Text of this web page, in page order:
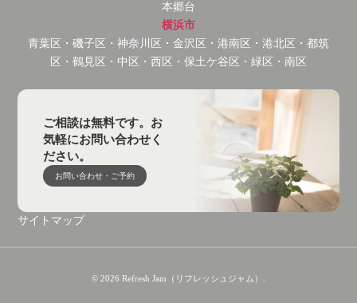
本郷台
横浜市
青葉区・磯子区・神奈川区・金沢区・港南区・港北区・都筑
区・鶴見区・中区・西区・保土ケ谷区・緑区・南区
ご相談は無料です。お
気軽にお問い合わせく
ださい。
お問い合わせ・ご予約
サイトマップ
© 2026 Refresh Jam（リフレッシュジャム）.